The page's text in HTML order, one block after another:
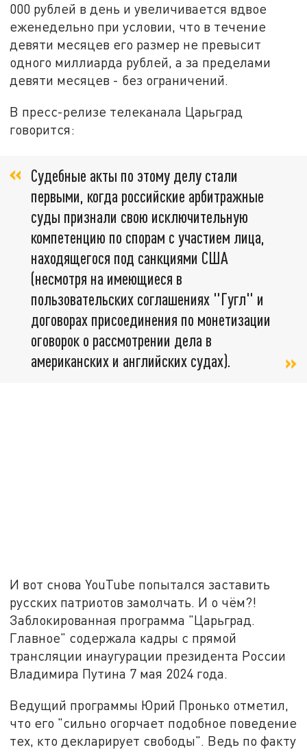
000 рублей в день и увеличивается вдвое
еженедельно при условии, что в течение
девяти месяцев его размер не превысит
одного миллиарда рублей, а за пределами
девяти месяцев - без ограничений.
В пресс-релизе телеканала Царьград
говорится:
Судебные акты по этому делу стали
первыми, когда российские арбитражные
суды признали свою исключительную
компетенцию по спорам с участием лица,
находящегося под санкциями США
(несмотря на имеющиеся в
пользовательских соглашениях "Гугл" и
договорах присоединения по монетизации
оговорок о рассмотрении дела в
американских и английских судах).
И вот снова YouTube попытался заставить
русских патриотов замолчать. И о чём?!
Заблокированная программа "Царьград.
Главное" содержала кадры с прямой
трансляции инаугурации президента России
Владимира Путина 7 мая 2024 года.
Ведущий программы Юрий Пронько отметил,
что его "сильно огорчает подобное поведение
тех, кто декларирует свободы". Ведь по факту